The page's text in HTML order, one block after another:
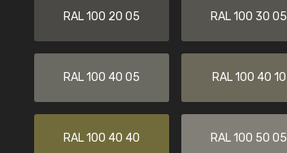
RAL 100 20 05 RAL 100 30 05
RAL 100 40 05 RAL 100 40 10
RAL 100 40 40 RAL 100 50 05